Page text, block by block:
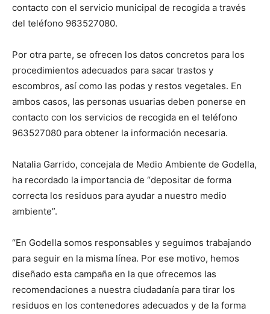
contacto con el servicio municipal de recogida a través
del teléfono 963527080.
Por otra parte, se ofrecen los datos concretos para los
procedimientos adecuados para sacar trastos y
escombros, así como las podas y restos vegetales. En
ambos casos, las personas usuarias deben ponerse en
contacto con los servicios de recogida en el teléfono
963527080 para obtener la información necesaria.
Natalia Garrido, concejala de Medio Ambiente de Godella,
ha recordado la importancia de “depositar de forma
correcta los residuos para ayudar a nuestro medio
ambiente”.
“En Godella somos responsables y seguimos trabajando
para seguir en la misma línea. Por ese motivo, hemos
diseñado esta campaña en la que ofrecemos las
recomendaciones a nuestra ciudadanía para tirar los
residuos en los contenedores adecuados y de la forma